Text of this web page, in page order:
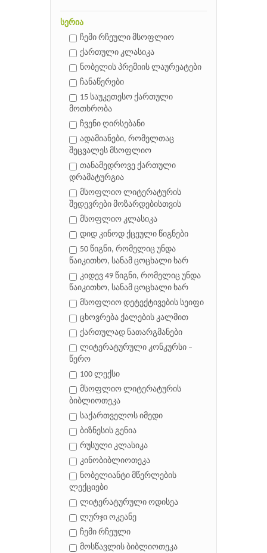
სერია
ჩემი რჩეული მსოფლიო
ქართული კლასიკა
ნობელის პრემიის ლაურეატები
ჩანაწერები
15 საუკეთესო ქართული
მოთხრობა
ჩვენი ღირსებანი
ადამიანები, რომელთაც
შეცვალეს მსოფლიო
თანამედროვე ქართული
დრამატურგია
მსოფლიო ლიტერატურის
შედევრები მოზარდებისთვის
მსოფლიო კლასიკა
დიდ კინოდ ქცეული წიგნები
50 წიგნი, რომელიც უნდა
წაიკითხო, სანამ ცოცხალი ხარ
კიდევ 49 წიგნი, რომელიც უნდა
წაიკითხო, სანამ ცოცხალი ხარ
მსოფლიო დეტექტივების სეიფი
ცხოვრება ქალების კალმით
ქართულად ნათარგმანები
ლიტერატურული კონკურსი –
წერო
100 ლექსი
მსოფლიო ლიტერატურის
ბიბლიოთეკა
საქართველოს იმედი
ბიზნესის გენია
რუსული კლასიკა
კინობიბლიოთეკა
ნობელიანტი მწერლების
ლექციები
ლიტერატურული ოდისეა
ლურჯი ოკეანე
ჩემი რჩეული
მოსწავლის ბიბლიოთეკა